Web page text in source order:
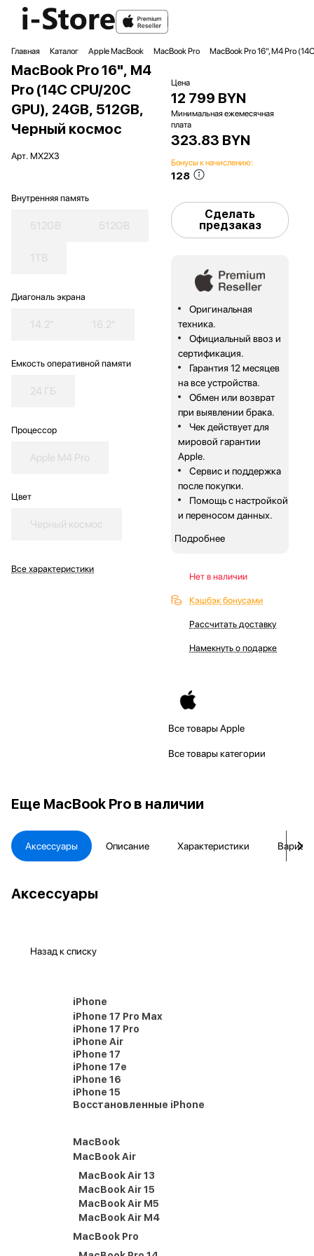
Главная Каталог Apple MacBook MacBook Pro MacBook Pro 16", M4 Pro
MacBook Pro 16", M4
Pro (14C CPU/20C
GPU), 24GB, 512GB,
Черный космос
Арт. MX2X3
Внутренняя память
512GB 512GB
1TB
Диагональ экрана
14.2" 16.2"
Емкость оперативной памяти
24 ГБ
Процессор
Apple M4 Pro
Цвет
Черный космос
Все характеристики
Цена
12 799 BYN
Минимальная ежемесячная
плата
323.83 BYN
Бонусы к начислению:
128
Сделать
предзаказ
Оригинальная
техника.
Официальный ввоз и
сертификация.
Гарантия 12 месяцев
на все устройства.
Обмен или возврат
при выявлении брака.
Чек действует для
мировой гарантии
Apple.
Сервис и поддержка
после покупки.
Помощь с настройкой
и переносом данных.
Подробнее
Нет в наличии
Кэшбэк бонусами
Рассчитать доставку
Намекнуть о подарке
Все товары Apple
Все товары категории
Еще MacBook Pro в наличии
Аксессуары Описание Характеристики
Аксессуары
Назад к списку
iPhone
iPhone 17 Pro Max
iPhone 17 Pro
iPhone Air
iPhone 17
iPhone 17e
iPhone 16
iPhone 15
Восстановленные iPhone
MacBook
MacBook Air
MacBook Air 13
MacBook Air 15
MacBook Air M5
MacBook Air M4
MacBook Pro